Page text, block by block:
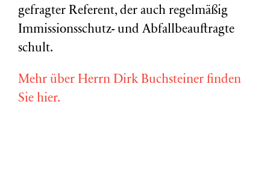
gefragter Referent, der auch regelmäßig
Immissionsschutz- und Abfallbeauftragte
schult.
Mehr über Herrn Dirk Buchsteiner finden
Sie hier.